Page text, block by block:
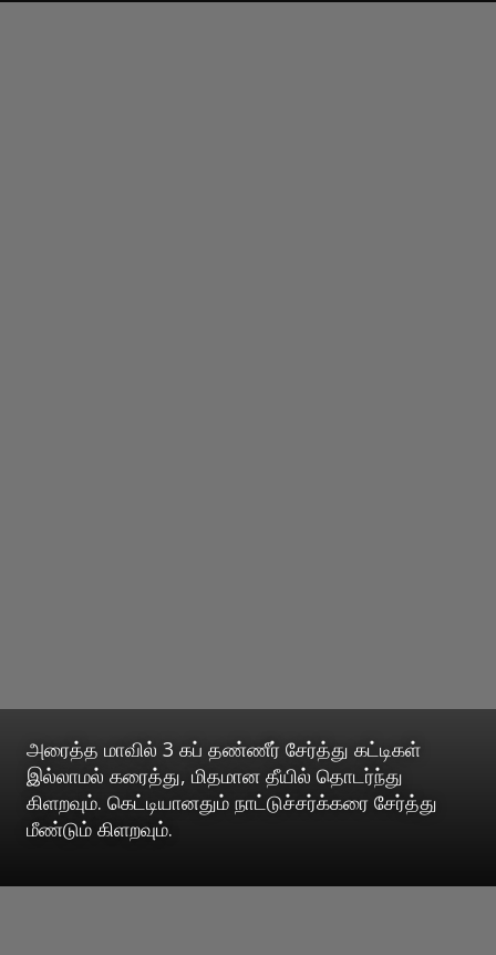
அரைத்த மாவில் 3 கப் தண்ணீர் சேர்த்து கட்டிகள்
இல்லாமல் கரைத்து, மிதமான தீயில் தொடர்ந்து
கிளறவும். கெட்டியானதும் நாட்டுச்சர்க்கரை சேர்த்து
மீண்டும் கிளறவும்.